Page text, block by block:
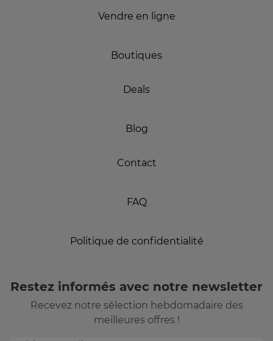
Vendre en ligne
Boutiques
Deals
Blog
Contact
FAQ
Politique de confidentialité
Restez informés avec notre newsletter
Recevez notre sélection hebdomadaire des
meilleures offres !